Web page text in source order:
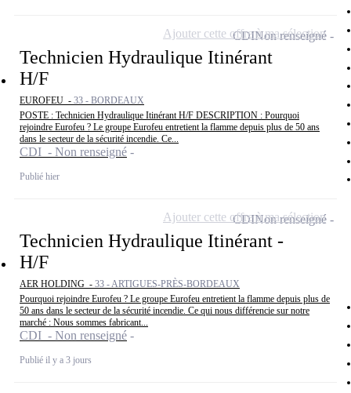
Technicien Hydraulique Itinérant
H/F
EUROFEU - 33 - BORDEAUX
POSTE : Technicien Hydraulique Itinérant H/F DESCRIPTION : Pourquoi
rejoindre Eurofeu ? Le groupe Eurofeu entretient la flamme depuis plus de 50 ans
dans le secteur de la sécurité incendie. Ce...
CDI - Non renseigné
Publié hier
CDINon renseigné
Ajouter cette offre à ma sélection
Technicien Hydraulique Itinérant -
H/F
AER HOLDING - 33 - ARTIGUES-PRÈS-BORDEAUX
Pourquoi rejoindre Eurofeu ? Le groupe Eurofeu entretient la flamme depuis plus de
50 ans dans le secteur de la sécurité incendie. Ce qui nous différencie sur notre
marché : Nous sommes fabricant...
CDI - Non renseigné
Publié il y a 3 jours
CDINon renseigné
Ajouter cette offre à ma sélection